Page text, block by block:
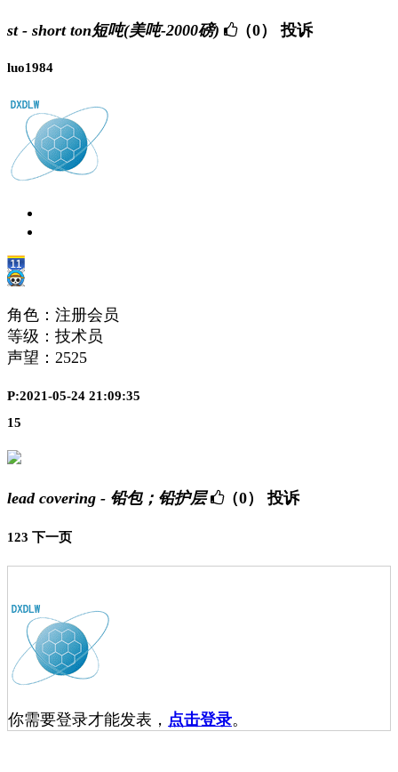
st - short ton短吨(美吨-2000磅) （0） 投诉
luo1984
角色：注册会员
等级：技术员
声望： 2525
P:2021-05-24 21:09:35
15
lead covering - 铅包；铅护层 （0） 投诉
123 下一页
你需要登录才能发表， 点击登录。